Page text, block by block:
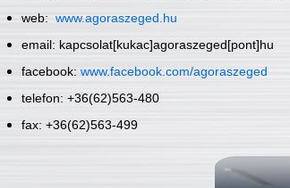
web: www.agoraszeged.hu
email: kapcsolat[kukac]agoraszeged[pont]hu
facebook: www.facebook.com/agoraszeged
telefon: +36(62)563-480
fax: +36(62)563-499